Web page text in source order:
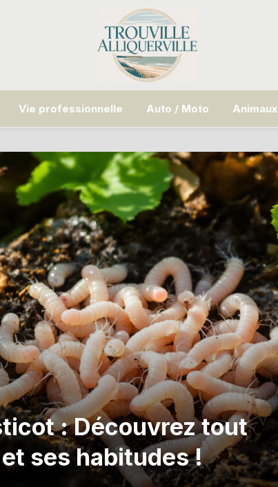
Vie professionnelle Auto / Moto Animaux
: Découvrez tout
ses habitudes !